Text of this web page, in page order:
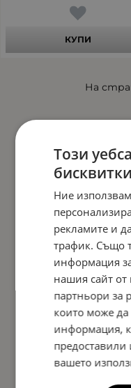
КУПИ
На
Този
бисквитки
Ние
рекламите и
трафик. Също
информация
нашия сайт
партньори за
които може да
информация,
предоставили
вашето